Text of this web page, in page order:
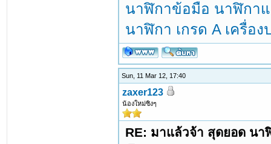
นาฬิกาข้อมือ นาฬิกา
นาฬิกา เกรด A เครื่อ
Sun, 11 Mar 12, 17:40
zaxer123
น้องใหม่ซิงๆ
RE: มาแล้วจ้า สุดยอด น